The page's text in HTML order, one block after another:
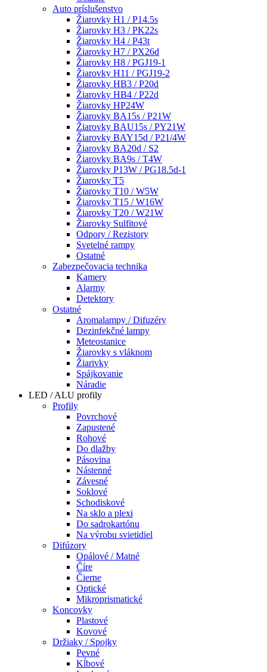
Auto príslušenstvo
Žiarovky H1 / P14.5s
Žiarovky H3 / PK22s
Žiarovky H4 / P43t
Žiarovky H7 / PX26d
Žiarovky H8 / PGJ19-1
Žiarovky H11 / PGJ19-2
Žiarovky HB3 / P20d
Žiarovky HB4 / P22d
Žiarovky HP24W
Žiarovky BA15s / P21W
Žiarovky BAU15s / PY21W
Žiarovky BAY15d / P21/4W
Žiarovky BA20d / S2
Žiarovky BA9s / T4W
Žiarovky P13W / PG18.5d-1
Žiarovky T5
Žiarovky T10 / W5W
Žiarovky T15 / W16W
Žiarovky T20 / W21W
Žiarovky Sulfitové
Odpory / Rezistory
Svetelné rampy
Ostatné
Zabezpečovacia technika
Kamery
Alarmy
Detektory
Ostatné
Aromalampy / Difuzéry
Dezinfekčné lampy
Meteostanice
Žiarovky s vláknom
Žiarivky
Spájkovanie
Náradie
LED / ALU profily
Profily
Povrchové
Zapustené
Rohové
Do dlažby
Pásovina
Nástenné
Závesné
Soklové
Schodiskové
Na sklo a plexi
Do sadrokartónu
Na výrobu svietidiel
Difúzory
Opálové / Matné
Číre
Čierne
Optické
Mikroprismatické
Koncovky
Plastové
Kovové
Držiaky / Spojky
Pevné
Kĺbové